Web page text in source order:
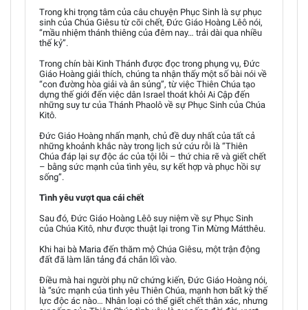
Trong khi trọng tâm của câu chuyện Phục Sinh là sự phục
sinh của Chúa Giêsu từ cõi chết, Đức Giáo Hoàng Lêô nói,
“mầu nhiệm thánh thiêng của đêm nay… trải dài qua nhiều
thế kỷ”.
Trong chín bài Kinh Thánh được đọc trong phụng vụ, Đức
Giáo Hoàng giải thích, chúng ta nhận thấy một số bài nói về
“con đường hòa giải và ân sủng”, từ việc Thiên Chúa tạo
dựng thế giới đến việc dân Israel thoát khỏi Ai Cập đến
những suy tư của Thánh Phaolô về sự Phục Sinh của Chúa
Kitô.
Đức Giáo Hoàng nhấn mạnh, chủ đề duy nhất của tất cả
những khoảnh khắc này trong lịch sử cứu rỗi là “Thiên
Chúa đáp lại sự độc ác của tội lỗi – thứ chia rẽ và giết chết
– bằng sức mạnh của tình yêu, sự kết hợp và phục hồi sự
sống”.
Tình yêu vượt qua cái chết
Sau đó, Đức Giáo Hoàng Lêô suy niệm về sự Phục Sinh
của Chúa Kitô, như được thuật lại trong Tin Mừng Mátthêu.
Khi hai bà Maria đến thăm mộ Chúa Giêsu, một trận động
đất đã làm lăn tảng đá chắn lối vào.
Điều mà hai người phụ nữ chứng kiến, Đức Giáo Hoàng nói,
là “sức mạnh của tình yêu Thiên Chúa, mạnh hơn bất kỳ thế
lực độc ác nào… Nhân loại có thể giết chết thân xác, nhưng